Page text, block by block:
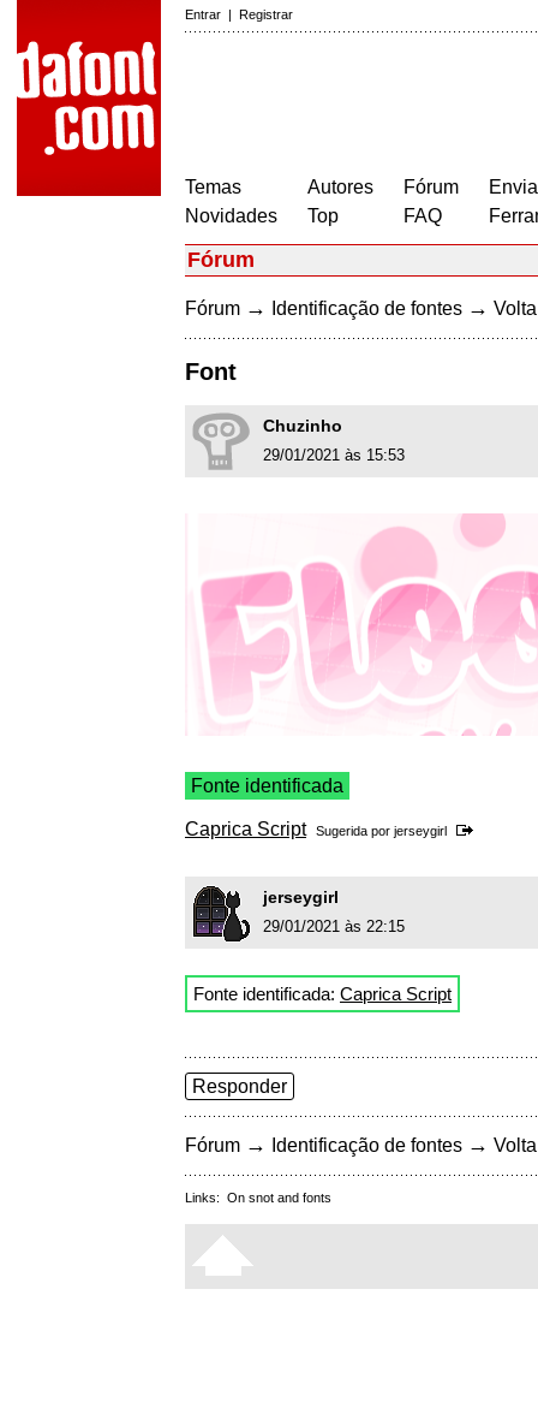
Entrar | Registrar
Temas
Novidades
Autores
Top
Fórum
FAQ
Fórum
Fórum → Identificação de fontes →
Font
Chuzinho
29/01/2021 às 15:53
Fonte identificada
Caprica Script Sugerida por jerseygirl
jerseygirl
29/01/2021 às 22:15
Fonte identificada: Caprica Script
Responder
Fórum → Identificação de fontes →
Links: On snot and fonts